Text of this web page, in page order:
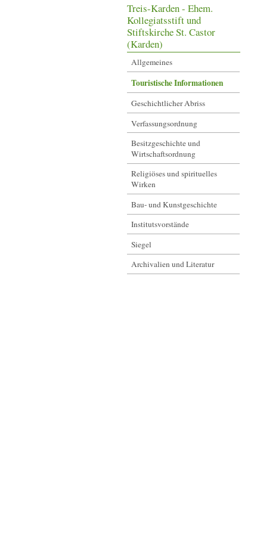
Treis-Karden - Ehem.
Kollegiatsstift und
Stiftskirche St. Castor
(Karden)
Allgemeines
Touristische Informationen
Geschichtlicher Abriss
Verfassungsordnung
Besitzgeschichte und
Wirtschaftsordnung
Religiöses und spirituelles
Wirken
Bau- und Kunstgeschichte
Institutsvorstände
Siegel
Archivalien und Literatur